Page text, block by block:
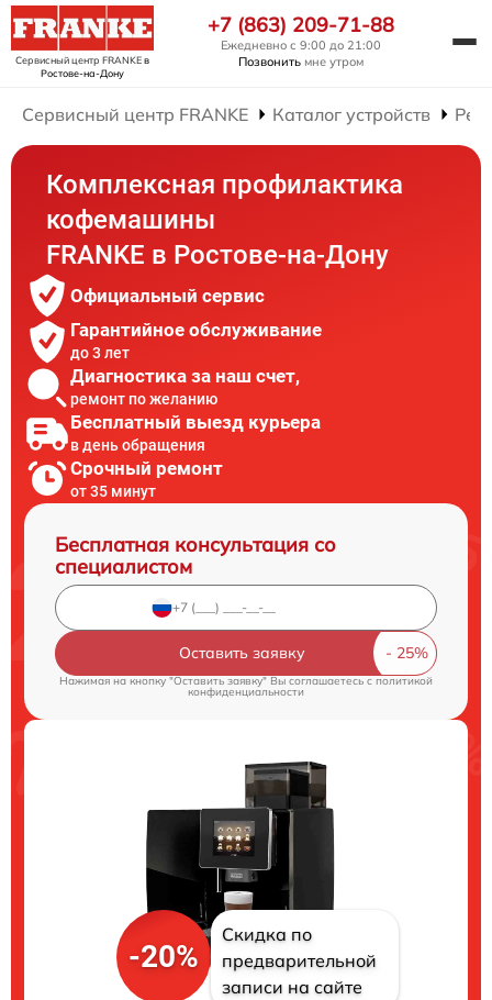
Сервисный центр FRANKEв
Ростове-на-Дону
+7 (863) 209-71-88
Ежедневно с 9:00 до 21:00
Позвонить мне утром
Сервисный центр FRANKE Каталог устройств
Комплексная профилактика
кофемашины
FRANKE в Ростове-на-Дону
Официальный сервис
Гарантийное обслуживание
до 3 лет
Диагностика за наш счет,
ремонт по желанию
Бесплатный выезд курьера
в день обращения
Срочный ремонт
от 35 минут
Бесплатная консультация со
специалистом
Оставить заявку
Нажимая на кнопку "Оставить заявку" Вы соглашаетесь cполитикой
конфиденциальности
-20%
Скидка по
предварительной
записи на сайте